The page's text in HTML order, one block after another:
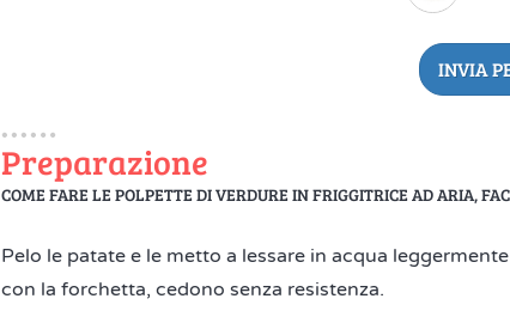
INVIA
Preparazione
COME FARE LE POLPETTE DI VERDURE IN FRIGGITRICE AD ARIA,
Pelo le patate e le metto a lessare in acqua
con la forchetta, cedono senza resistenza.